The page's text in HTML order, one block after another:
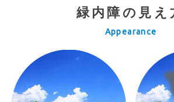
緑内障の見え
Appearance